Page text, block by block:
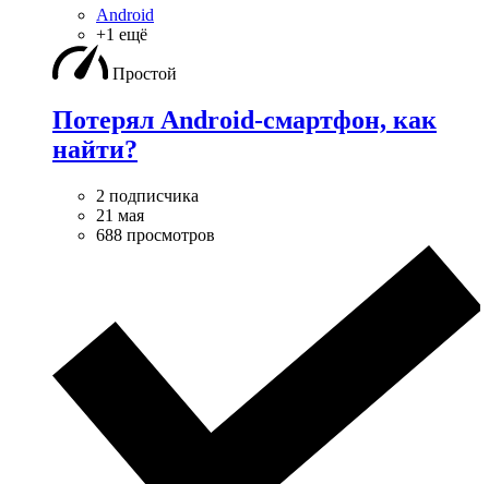
Android
+1 ещё
Простой
Потерял Android-смартфон, как
найти?
2 подписчика
21 мая
688 просмотров